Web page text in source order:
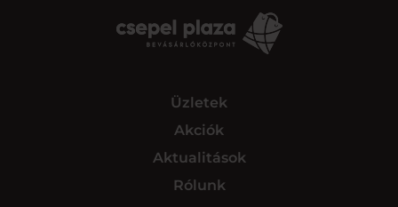
Üzletek
Akciók
Aktualitások
Rólunk